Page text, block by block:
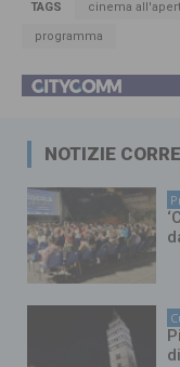
TAGS cinema
programma
NOTIZIE